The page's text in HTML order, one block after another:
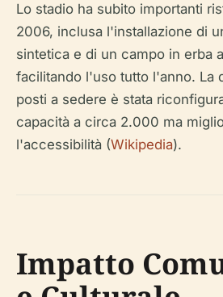
Lo stadio ha subito importanti
2006, inclusa l'installazione di
sintetica e di un campo in erba
facilitando l'uso tutto l'anno. La
posti a sedere è stata
capacità a circa 2.000 ma
l'accessibilità (Wikipedia).
Impatto